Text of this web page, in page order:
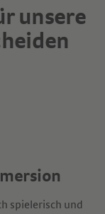
unsere
spielerisch und